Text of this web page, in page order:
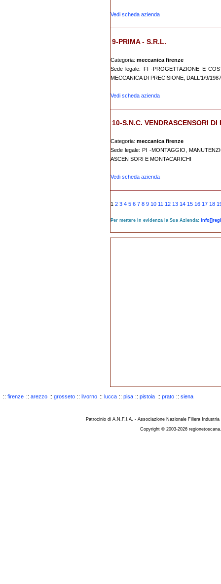
Vedi scheda azienda
9-PRIMA - S.R.L.
Categoria: meccanica firenze
Sede legale: FI -PROGETTAZIONE E
MECCANICA DI PRECISIONE, DALL'1/9/1987
Vedi scheda azienda
10-S.N.C. VENDRASCENSORI
Categoria: meccanica firenze
Sede legale: PI -MONTAGGIO,
ASCEN SORI E MONTACARICHI
Vedi scheda azienda
1 2 3 4 5 6 7 8 9 10 11 12 13 14 15 16 17 18
Per mettere in evidenza la Sua Azienda:
:: firenze :: arezzo :: grosseto :: livorno :: lucca :: pisa :: pistoia :: prato :: siena
Patrocinio di A.N.F.I.A. - Associazione Nazionale Filiera
Copyright © 2003-2026